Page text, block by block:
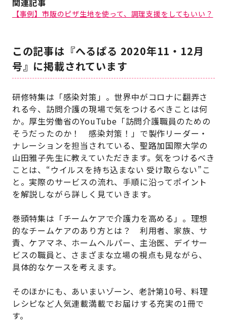
関連記事
【事例】市販のピザ生地を使って、調理支援をしてもいい？
この記事は『へるぱる 2020年11・12月
号』に掲載されています
研修特集は「感染対策」。世界中がコロナに翻弄さ
れる今、訪問介護の現場で気をつけるべきことは何
か。厚生労働省のYouTube「訪問介護職員のための
そうだったのか！ 感染対策！」で製作リーダー・
ナレーションを担当されている、聖路加国際大学の
山田雅子先生に教えていただきます。気をつけるべき
ことは、“ウイルスを持ち込まない 受け取らない”こ
と。実際のサービスの流れ、手順に沿ってポイント
を解説しながら詳しく見ていきます。
巻頭特集は「チームケアで介護力を高める」。理想
的なチームケアのあり方とは？ 利用者、家族、サ
責、ケアマネ、ホームヘルパー、主治医、デイサー
ビスの職員と、さまざまな立場の視点も見ながら、
具体的なケースを考えます。
そのほかにも、あいまいゾーン、老計第10号、料理
レシピなど人気連載満載でお届けする充実の1冊で
す。